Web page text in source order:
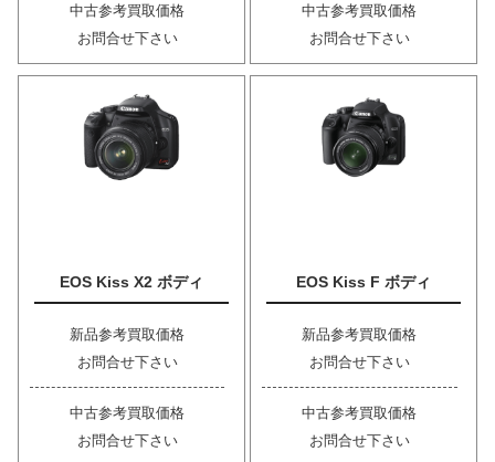
中古参考買取価格
お問合せ下さい
中古参考買取価格
お問合せ下さい
EOS Kiss X2 ボディ
新品参考買取価格
お問合せ下さい
中古参考買取価格
お問合せ下さい
EOS Kiss F ボディ
新品参考買取価格
お問合せ下さい
中古参考買取価格
お問合せ下さい